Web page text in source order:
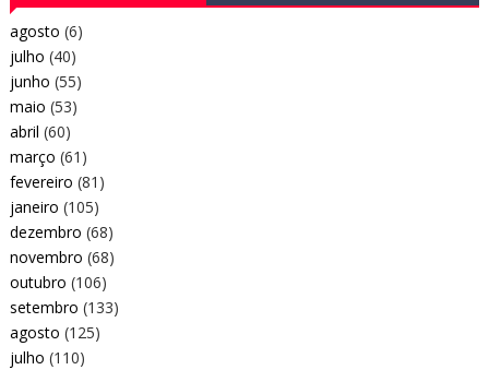
agosto (6)
julho (40)
junho (55)
maio (53)
abril (60)
março (61)
fevereiro (81)
janeiro (105)
dezembro (68)
novembro (68)
outubro (106)
setembro (133)
agosto (125)
julho (110)